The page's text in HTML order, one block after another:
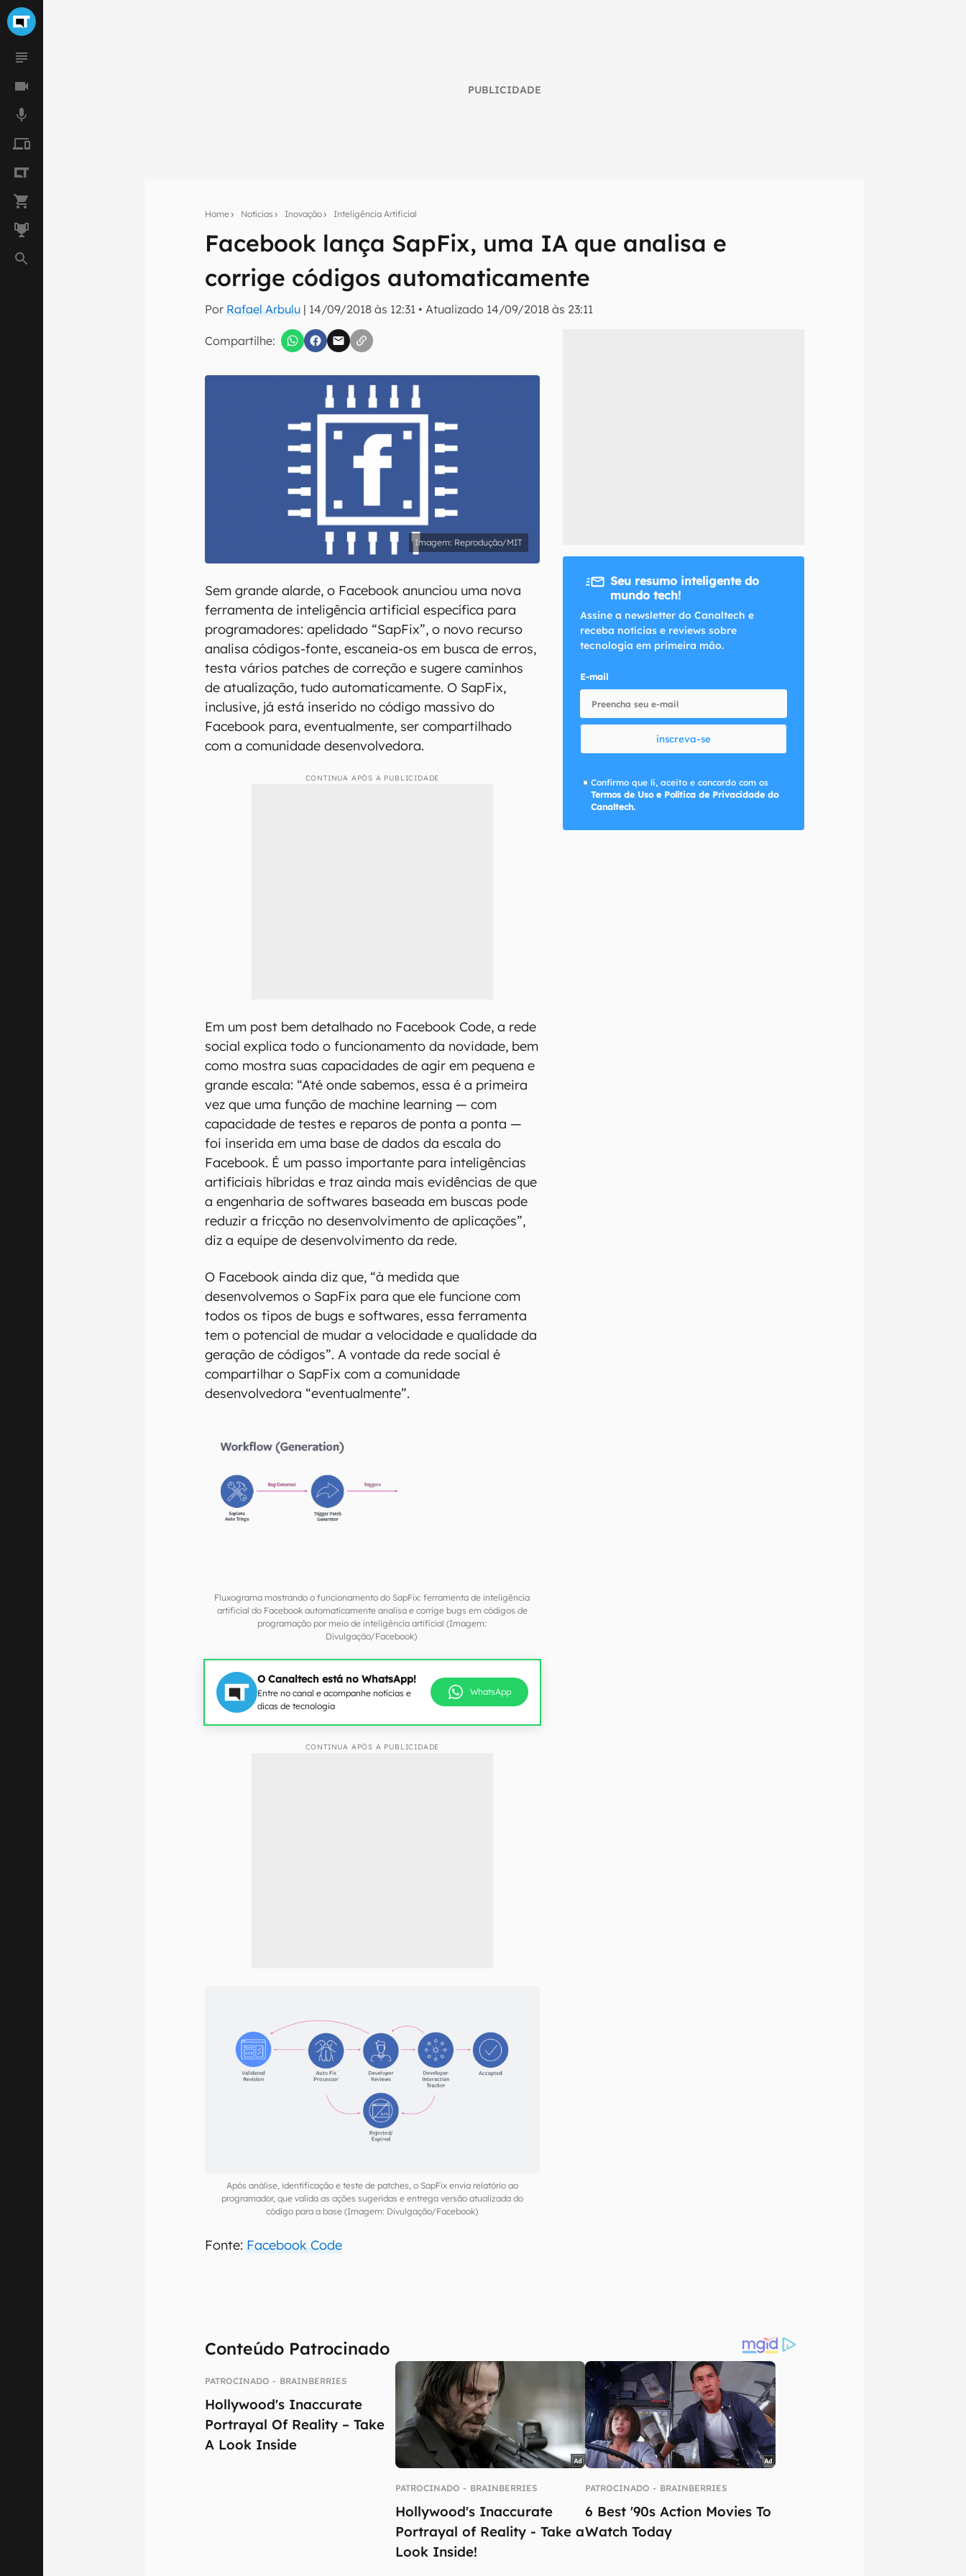
PUBLICIDADE
Home Notícias Inovação Inteligência Artificial
Facebook lança SapFix, uma IA que analisa e
corrige códigos automaticamente
Por Rafael Arbulu | 14/09/2018 às 12:31 •Atualizado 14/09/2018 às 23:11
Compartilhe:
Seu resumo inteligente do mundo tech!
Assine a newsletter do Canaltech e receba notícias e reviews sobre tecnologia em primeira
mão.
Confirmo que li, aceito e concordo com os Termos de Uso e Política de Privacidade do Canaltech.
Reprodução/MIT
Sem grande alarde, o Facebook anunciou uma nova
ferramenta de inteligência artificial específica para
programadores: apelidado “SapFix”, o novo recurso
analisa códigos-fonte, escaneia-os em busca de erros,
testa vários patches de correção e sugere caminhos
de atualização, tudo automaticamente. O SapFix,
inclusive, já está inserido no código massivo do
Facebook para, eventualmente, ser compartilhado
com a comunidade desenvolvedora.
CONTINUA APÓS A PUBLICIDADE
Em um post bem detalhado no Facebook Code, a rede
social explica todo o funcionamento da novidade, bem
como mostra suas capacidades de agir em pequena e
grande escala: “Até onde sabemos, essa é a primeira
vez que uma função de machine learning — com
capacidade de testes e reparos de ponta a ponta —
foi inserida em uma base de dados da escala do
Facebook. É um passo importante para inteligências
artificiais híbridas e traz ainda mais evidências de que
a engenharia de softwares baseada em buscas pode
reduzir a fricção no desenvolvimento de aplicações”,
diz a equipe de desenvolvimento da rede.
O Facebook ainda diz que, “à medida que
desenvolvemos o SapFix para que ele funcione com
todos os tipos de bugs e softwares, essa ferramenta
tem o potencial de mudar a velocidade e qualidade da
geração de códigos”. A vontade da rede social é
compartilhar o SapFix com a comunidade
desenvolvedora “eventualmente”.
Fluxograma mostrando o funcionamento do SapFix: ferramenta de inteligência
artificial do Facebook automaticamente analisa e corrige bugs em códigos de
programação por meio de inteligência artificial (Imagem:
Divulgação/Facebook)
O Canaltech está no WhatsApp!
Entre no canal e acompanhe notícias e
dicas de tecnologia
WhatsApp
CONTINUA APÓS A PUBLICIDADE
Após análise, identificação e teste de patches, o SapFix envia relatório ao
programador, que valida as ações sugeridas e entrega versão atualizada do
código para a base (Imagem: Divulgação/Facebook)
Fonte: Facebook Code
Seu resumo inteligente do
mundo tech!
Assine a newsletter do Canaltech e
receba notícias e reviews sobre
tecnologia em primeira mão.
E-mail
inscreva-se
Confirmo que li, aceito e concordo com os
Termos de Uso e Política de Privacidade do
Canaltech.